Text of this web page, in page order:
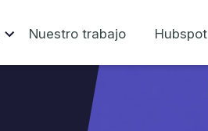
Nuestro trabajo Hubspot